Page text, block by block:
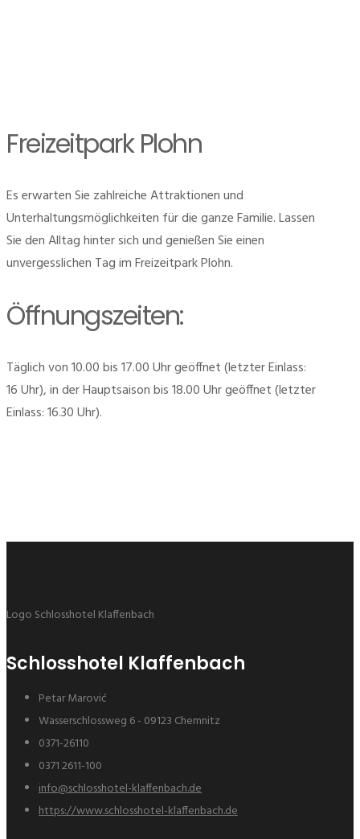
Freizeitpark Plohn
Es erwarten Sie zahlreiche Attraktionen und
Unterhaltungsmöglichkeiten für die ganze Familie. Lassen
Sie den Alltag hinter sich und genießen Sie einen
unvergesslichen Tag im Freizeitpark Plohn.
Öffnungszeiten:
Täglich von 10.00 bis 17.00 Uhr geöffnet (letzter Einlass:
16 Uhr), in der Hauptsaison bis 18.00 Uhr geöffnet (letzter
Einlass: 16.30 Uhr).
Logo Schlosshotel Klaffenbach
Schlosshotel Klaffenbach
Petar Marović
Wasserschlossweg 6 - 09123 Chemnitz
0371-26110
0371 2611-100
info@schlosshotel-klaffenbach.de
https://www.schlosshotel-klaffenbach.de